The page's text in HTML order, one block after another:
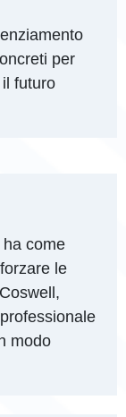
per
futuro
ha come
le
modo